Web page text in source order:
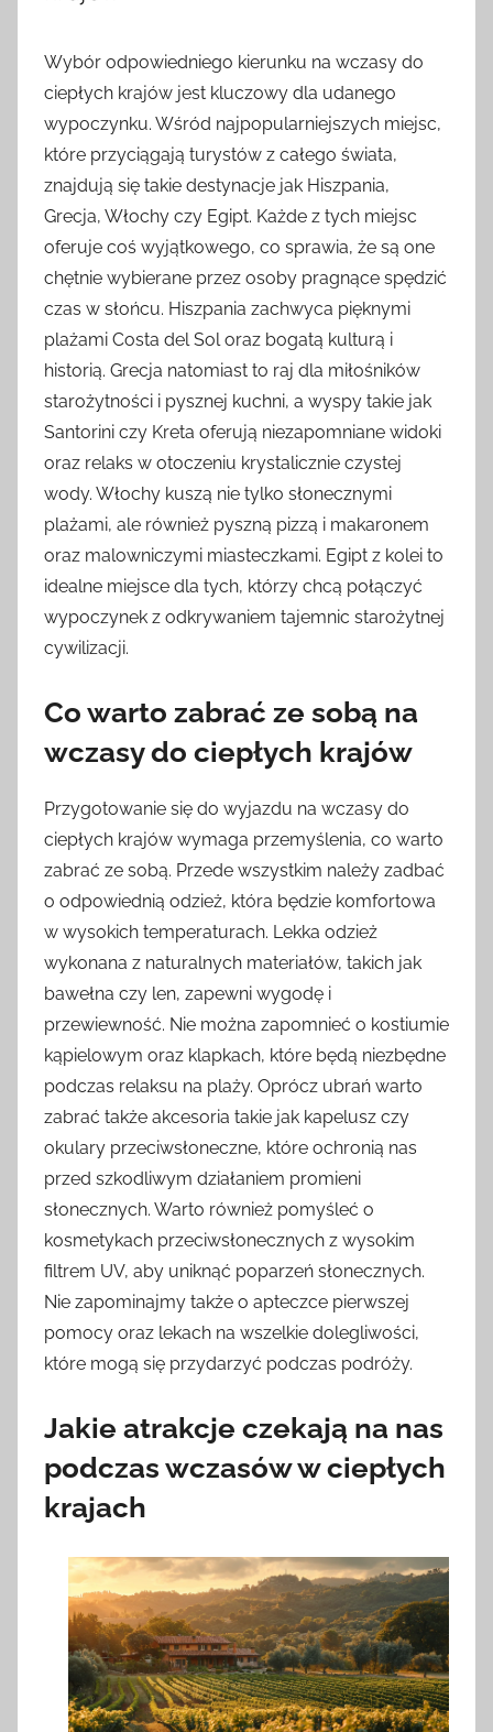
Wybór odpowiedniego kierunku na wczasy do
ciepłych krajów jest kluczowy dla udanego
wypoczynku. Wśród najpopularniejszych miejsc,
które przyciągają turystów z całego świata,
znajdują się takie destynacje jak Hiszpania,
Grecja, Włochy czy Egipt. Każde z tych miejsc
oferuje coś wyjątkowego, co sprawia, że są one
chętnie wybierane przez osoby pragnące spędzić
czas w słońcu. Hiszpania zachwyca pięknymi
plażami Costa del Sol oraz bogatą kulturą i
historią. Grecja natomiast to raj dla miłośników
starożytności i pysznej kuchni, a wyspy takie jak
Santorini czy Kreta oferują niezapomniane widoki
oraz relaks w otoczeniu krystalicznie czystej
wody. Włochy kuszą nie tylko słonecznymi
plażami, ale również pyszną pizzą i makaronem
oraz malowniczymi miasteczkami. Egipt z kolei to
idealne miejsce dla tych, którzy chcą połączyć
wypoczynek z odkrywaniem tajemnic starożytnej
cywilizacji.
Co warto zabrać ze sobą na
wczasy do ciepłych krajów
Przygotowanie się do wyjazdu na wczasy do
ciepłych krajów wymaga przemyślenia, co warto
zabrać ze sobą. Przede wszystkim należy zadbać
o odpowiednią odzież, która będzie komfortowa
w wysokich temperaturach. Lekka odzież
wykonana z naturalnych materiałów, takich jak
bawełna czy len, zapewni wygodę i
przewiewność. Nie można zapomnieć o kostiumie
kąpielowym oraz klapkach, które będą niezbędne
podczas relaksu na plaży. Oprócz ubrań warto
zabrać także akcesoria takie jak kapelusz czy
okulary przeciwsłoneczne, które ochronią nas
przed szkodliwym działaniem promieni
słonecznych. Warto również pomyśleć o
kosmetykach przeciwsłonecznych z wysokim
filtrem UV, aby uniknąć poparzeń słonecznych.
Nie zapominajmy także o apteczce pierwszej
pomocy oraz lekach na wszelkie dolegliwości,
które mogą się przydarzyć podczas podróży.
Jakie atrakcje czekają na nas
podczas wczasów w ciepłych
krajach